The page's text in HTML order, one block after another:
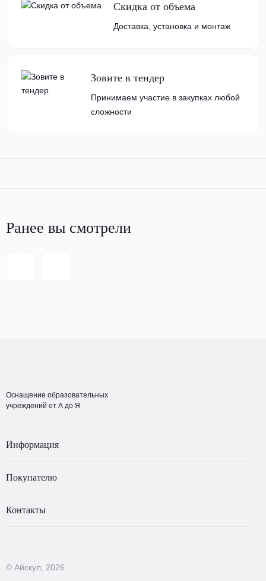
Скидка от объема
Доставка, установка и монтаж
Зовите в тендер
Принимаем участие в закупках любой
сложности
Ранее вы смотрели
Оснащение образовательных
учреждений от А до Я
Информация
Покупателю
Контакты
© Айскул, 2026